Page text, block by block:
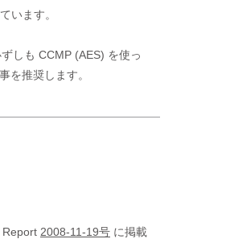
います。
しも CCMP (AES) を使っ
を推奨します。
Report 2008-11-19号 に掲載